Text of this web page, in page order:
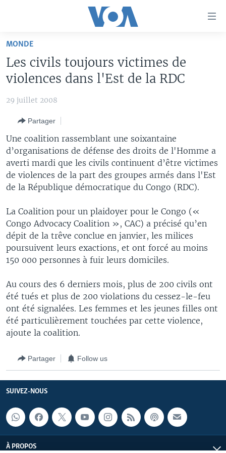
Retour
navigation
Retour
recherche
AFRIQUE
SPORT
WASHINGTON FORUM
CORRESPONDANT VOA
FOCUS SAHEL
REPORTAGES
CARNET DE SANTÉ
À VOTRE AVIS
VOTRE SANTÉ VOTRE AVENIR
LE MONDE AU FÉMININ
L'AMÉRIQUE ET VOUS
RM SHOW
BAMBARA
FULFULDE
LINGALA
SANGO
Apprenez L'anglais
SUIVEZ-NOUS
Langues
MONDE
Les civils toujours victimes de
violences dans l'Est de la RDC
29 juillet 2008
Partager
Une coalition rassemblant une soixantaine
d’organisations de défense des droits de l'Homme a
averti mardi que les civils continuent d’être victimes
de violences de la part des groupes armés dans l'Est
de la République démocratique du Congo (RDC).
La Coalition pour un plaidoyer pour le Congo («
Congo Advocacy Coalition », CAC) a précisé qu’en
dépit de la trêve conclue en janvier, les milices
poursuivent leurs exactions, et ont forcé au moins
150 000 personnes à fuir leurs domiciles.
Au cours des 6 derniers mois, plus de 200 civils ont
été tués et plus de 200 violations du cessez-le-feu
ont été signalées. Les femmes et les jeunes filles ont
été particulièrement touchées par cette violence,
ajoute la coalition.
Partager Follow us
SUIVEZ-NOUS
À PROPOS